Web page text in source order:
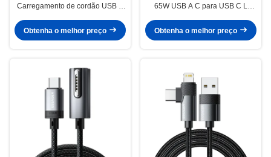
Carregamento de cordão USB C
Obtenha o melhor preço
65W USB A C para USB C L
Obtenha o melhor preço